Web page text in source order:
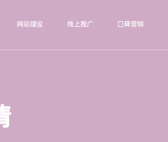
网站建设 线上推广 口碑营销